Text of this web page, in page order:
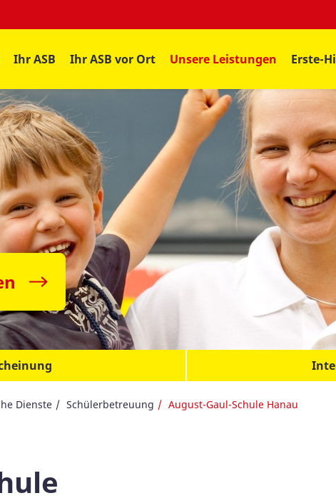
Ihr ASB Ihr ASB vor Ort Unsere Leistungen Erste-
Dienste Schülerbetreuung August-Gaul-Schule Hanau